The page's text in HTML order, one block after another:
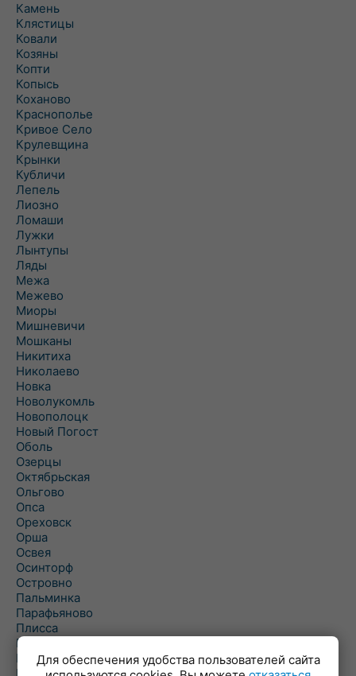
Камень
Клястицы
Ковали
Козяны
Копти
Копысь
Коханово
Краснополье
Кривое Село
Крулевщина
Крынки
Кубличи
Лепель
Лиозно
Ломаши
Лужки
Лынтупы
Ляды
Межа
Межево
Миоры
Мишневичи
Мошканы
Никитиха
Николаево
Новка
Новолукомль
Новополоцк
Новый Погост
Оболь
Озерцы
Октябрьская
Ольгово
Опса
Ореховск
Орша
Освея
Осинторф
Островно
Пальминка
Парафьяново
Плисса
Повятье
ПогощаДля обеспечения удобства пользователей сайта